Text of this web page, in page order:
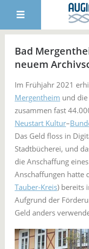
Bad
neuem
Im Frühjahr 2021
Mergentheim und die
zusammen fast
Neustart Kultur–
Das Geld floss in
Stadtbücherei, und
die Anschaffung
Anschaffungen hatte
Tauber-Kreis) bereits
Aufgrund der
Geld anders